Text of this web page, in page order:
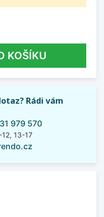
KOŠÍKU
Rádi vám
979 570
13-17